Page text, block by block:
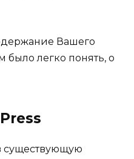
Вашего
было легко понять, о
существующую